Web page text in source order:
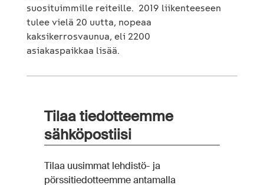
suosituimmille reiteille. 2019 liikenteeseen
tulee vielä 20 uutta, nopeaa
kaksikerrosvaunua, eli 2200
asiakaspaikkaa lisää.